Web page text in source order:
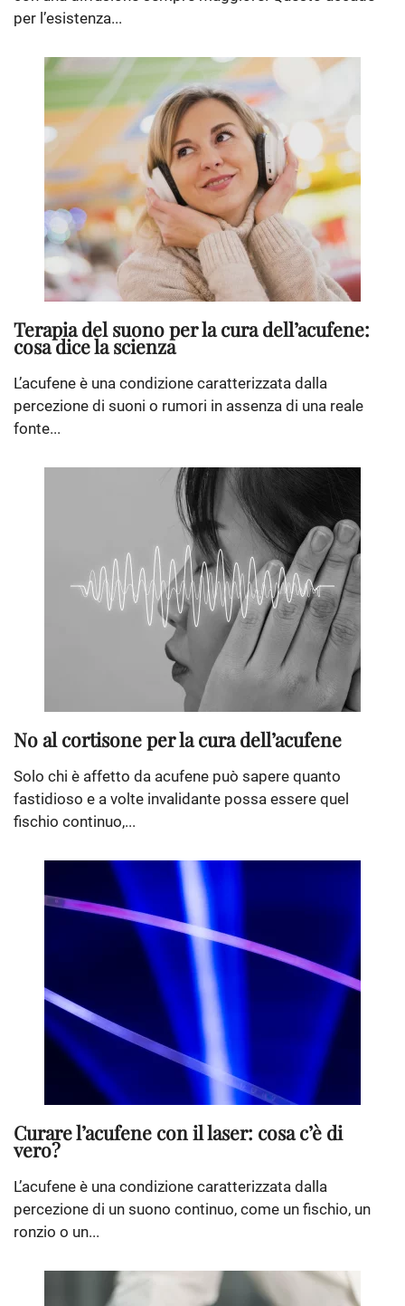
per l’esistenza...
Terapia del suono per la cura dell’acufene:
cosa dice la scienza
L’acufene è una condizione caratterizzata dalla
percezione di suoni o rumori in assenza di una reale
fonte...
No al cortisone per la cura dell’acufene
Solo chi è affetto da acufene può sapere quanto
fastidioso e a volte invalidante possa essere quel
fischio continuo,...
Curare l’acufene con il laser: cosa c’è di
vero?
L’acufene è una condizione caratterizzata dalla
percezione di un suono continuo, come un fischio, un
ronzio o un...